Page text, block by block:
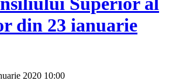
din 23 ianuarie
2020 10:00